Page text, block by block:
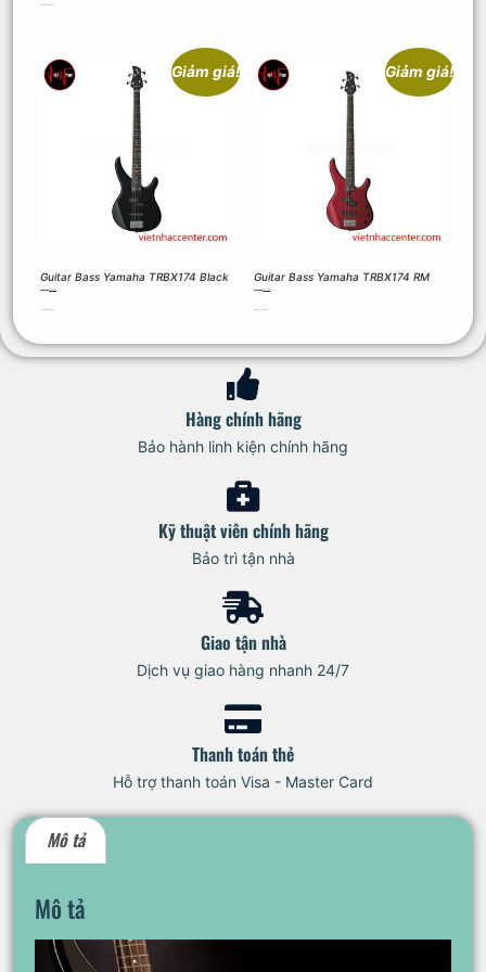
Giảm giá!
Guitar Bass Yamaha TRBX174 Black
Giảm giá!
Guitar Bass Yamaha TRBX174 RM
Hàng chính hãng
Bảo hành linh kiện chính hãng
Kỹ thuật viên chính hãng
Bảo trì tận nhà
Giao tận nhà
Dịch vụ giao hàng nhanh 24/7
Thanh toán thẻ
Hỗ trợ thanh toán Visa - Master Card
Mô tả
Mô tả